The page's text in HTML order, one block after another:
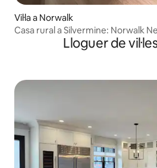
Vil·la a Norwalk
Casa rural a Silvermine: Norwalk
Lloguer de